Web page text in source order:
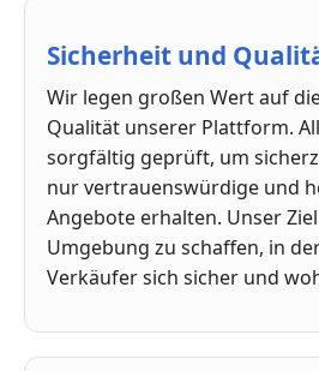
Sicherheit und
Wir legen großen Wert auf
Qualität unserer Plattform.
sorgfältig geprüft, um
nur vertrauenswürdige und
Angebote erhalten. Unser
Umgebung zu schaffen, in
Verkäufer sich sicher und